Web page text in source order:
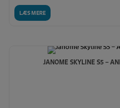
LÆS MERE
JANOME SKYLINE S5 –